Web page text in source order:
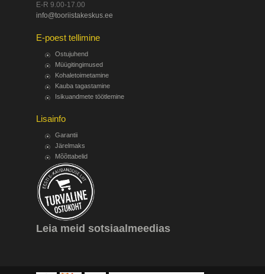
E-R 9.00-17.00
info@tooriistakeskus.ee
E-poest tellimine
Ostujuhend
Müügitingimused
Kohaletoimetamine
Kauba tagastamine
Isikuandmete töötlemine
Lisainfo
Garantii
Järelmaks
Mõõttabelid
Leia meid sotsiaalmeedias